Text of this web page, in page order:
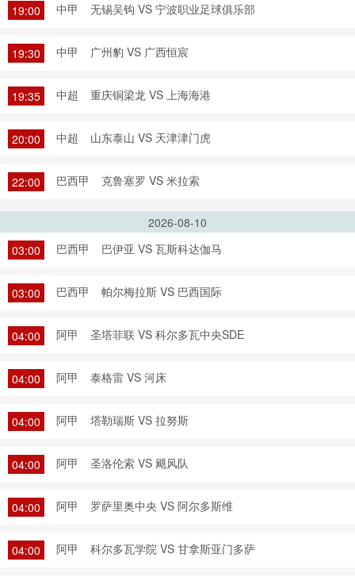
19:00 中甲 无锡吴钩 VS 宁波职业足球俱乐部
19:30 中甲 广州豹 VS 广西恒宸
19:35 中超 重庆铜梁龙 VS 上海海港
20:00 中超 山东泰山 VS 天津津门虎
22:00 巴西甲 克鲁塞罗 VS 米拉索
2026-08-10
03:00
巴西甲 巴伊亚 VS 瓦斯科达伽马
03:00 巴西甲 帕尔梅拉斯 VS 巴西国际
04:00 阿甲 圣塔菲联 VS 科尔多瓦中央SDE
04:00 阿甲 泰格雷 VS 河床
04:00 阿甲 塔勒瑞斯 VS 拉努斯
04:00 阿甲 圣洛伦索 VS 飓风队
04:00 阿甲 罗萨里奥中央 VS 阿尔多斯维
04:00 阿甲 科尔多瓦学院 VS 甘拿斯亚门多萨